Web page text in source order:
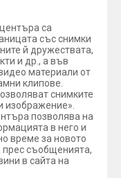
са
със снимки
й дружествата,
и др., а във
материали от
клипове.
снимките
изображение».
позволява на
в него и
време за новото
съобщенията,
в сайта на